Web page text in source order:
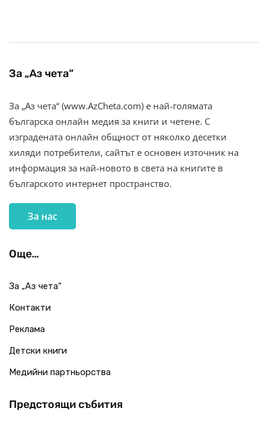
За „Аз чета“
За „Аз чета“ (www.AzCheta.com) е най-голямата
българска онлайн медия за книги и четене. С
изградената онлайн общност от няколко десетки
хиляди потребители, сайтът е основен източник на
информация за най-новото в света на книгите в
българското интернет пространство.
За нас
Още…
За „Аз чета“
Контакти
Реклама
Детски книги
Медийни партньорства
Предстоящи събития